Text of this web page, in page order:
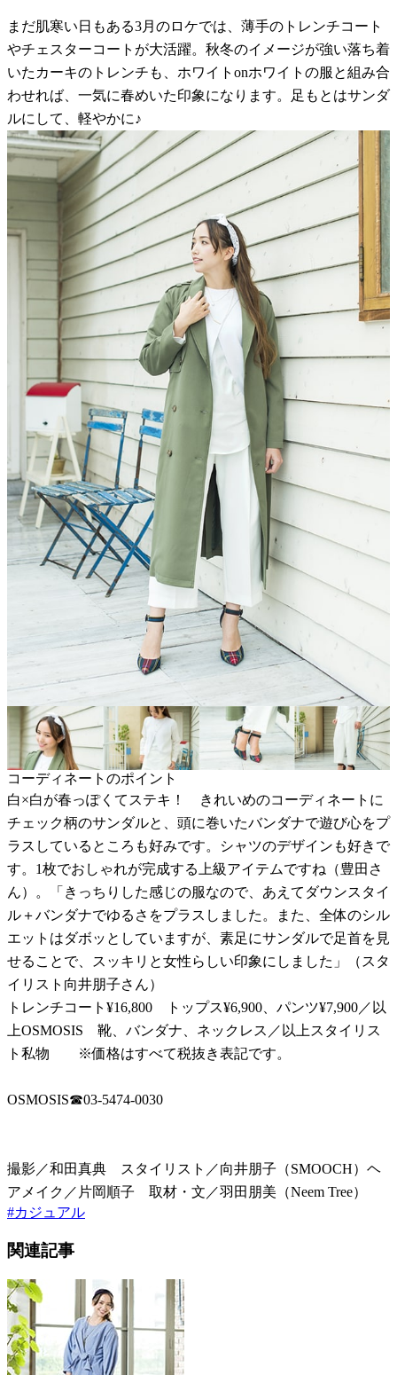
まだ肌寒い日もある3月のロケでは、薄手のトレンチコート
やチェスターコートが大活躍。秋冬のイメージが強い落ち着
いたカーキのトレンチも、ホワイトonホワイトの服と組み合
わせれば、一気に春めいた印象になります。足もとはサンダ
ルにして、軽やかに♪
コーディネートのポイント
白×白が春っぽくてステキ！ きれいめのコーディネートに
チェック柄のサンダルと、頭に巻いたバンダナで遊び心をプ
ラスしているところも好みです。シャツのデザインも好きで
す。1枚でおしゃれが完成する上級アイテムですね（豊田さ
ん）。「きっちりした感じの服なので、あえてダウンスタイ
ル＋バンダナでゆるさをプラスしました。また、全体のシル
エットはダボッとしていますが、素足にサンダルで足首を見
せることで、スッキリと女性らしい印象にしました」（スタ
イリスト向井朋子さん）
トレンチコート¥16,800 トップス¥6,900、パンツ¥7,900／以
上OSMOSIS 靴、バンダナ、ネックレス／以上スタイリス
ト私物 ※価格はすべて税抜き表記です。
OSMOSIS☎︎03-5474-0030
撮影／和田真典 スタイリスト／向井朋子（SMOOCH）ヘ
アメイク／片岡順子 取材・文／羽田朋美（Neem Tree）
#カジュアル
関連記事